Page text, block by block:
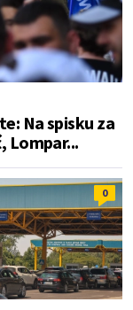
Na spisku za
Lompar...
0